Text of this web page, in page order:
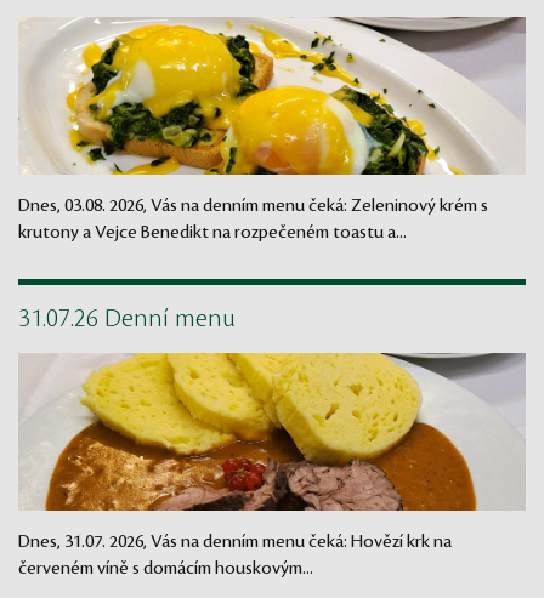
Dnes, 03.08. 2026, Vás na denním menu čeká: Zeleninový krém s
krutony a Vejce Benedikt na rozpečeném toastu a...
31.07.26 Denní menu
Dnes, 31.07. 2026, Vás na denním menu čeká: Hovězí krk na
červeném víně s domácím houskovým...